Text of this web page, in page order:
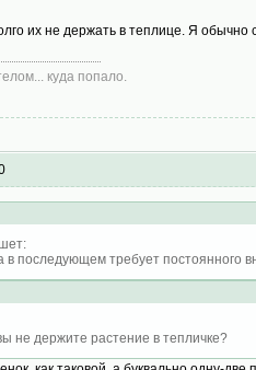
их не держать в теплице. Я
куда попало.
в последующем требует постоянного
не держите растение в тепличке?